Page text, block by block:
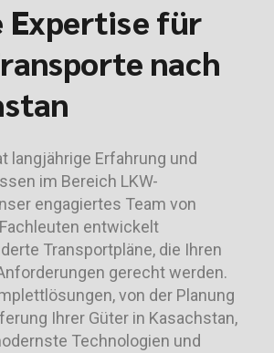
Expertise für
nach
langjährige Erfahrung und
im Bereich LKW-
engagiertes Team von
entwickelt
Transportpläne, die Ihren
gerecht werden.
von der Planung
Ihrer Güter in Kasachstan,
Technologien und